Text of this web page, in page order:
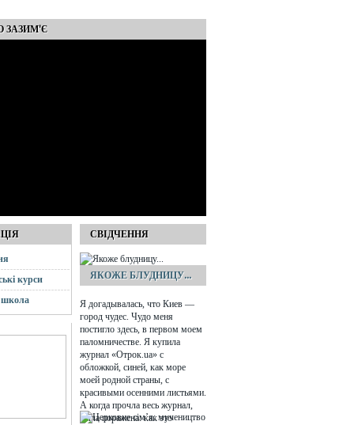
ЗАЗИМ'Є
курси
школа
СВІДЧЕННЯ
ЯКОЖЕ БЛУДНИЦУ...
Я догадывалась, что Киев —
город чудес. Чудо меня
постигло здесь, в первом моем
паломничестве. Я купила
журнал «Отрок.ua» с
обложкой, синей, как море
моей родной страны, с
красивыми осенними листьями.
А когда прочла весь журнал,
была поражена: как это